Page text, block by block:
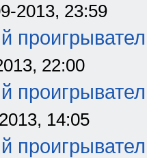
2013, 23:59
22:00
14:05